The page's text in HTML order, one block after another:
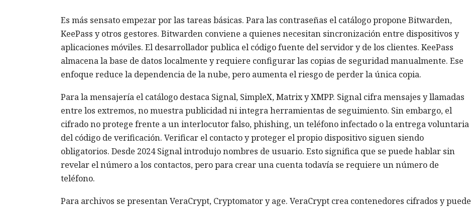
Es más sensato empezar por las tareas básicas. Para las contraseñas el catálogo propone Bitwarden,
KeePass y otros gestores. Bitwarden conviene a quienes necesitan sincronización entre dispositivos y
aplicaciones móviles. El desarrollador publica el código fuente del servidor y de los clientes. KeePass
almacena la base de datos localmente y requiere configurar las copias de seguridad manualmente. Ese
enfoque reduce la dependencia de la nube, pero aumenta el riesgo de perder la única copia.
Para la mensajería el catálogo destaca Signal, SimpleX, Matrix y XMPP. Signal cifra mensajes y llamadas
entre los extremos, no muestra publicidad ni integra herramientas de seguimiento. Sin embargo, el
cifrado no protege frente a un interlocutor falso, phishing, un teléfono infectado o la entrega voluntaria
del código de verificación. Verificar el contacto y proteger el propio dispositivo siguen siendo
obligatorios. Desde 2024 Signal introdujo nombres de usuario. Esto significa que se puede hablar sin
revelar el número a los contactos, pero para crear una cuenta todavía se requiere un número de
teléfono.
Para archivos se presentan VeraCrypt, Cryptomator y age. VeraCrypt crea contenedores cifrados y puede